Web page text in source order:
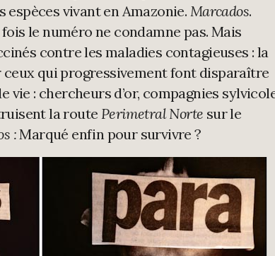
vivant en Amazonie. Marcados.
le numéro ne condamne pas. Mais
contre les maladies contagieuses : la
ceux qui progressivement font disparaître
: chercheurs d’or, compagnies
la route Perimetral Norte sur le
:Marqué enfin pour survivre ?